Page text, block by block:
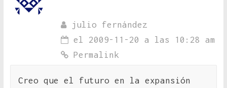
julio fernández
el 2009-11-20 a las 10:28 am
Permalink
Creo que el futuro en la expansión